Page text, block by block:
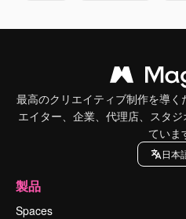
最高のクリエイティブ制作を導
エイター、企業、代理店、スタ
ていま
日本
製品
Spaces